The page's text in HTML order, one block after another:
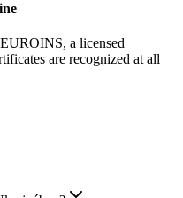
a licensed
are recognized at all